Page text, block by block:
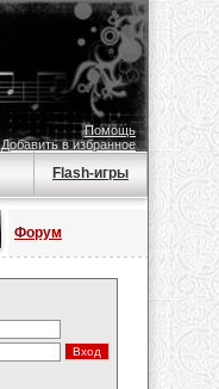
Помощь
Добавить в избранное
Flash-игры
Форум